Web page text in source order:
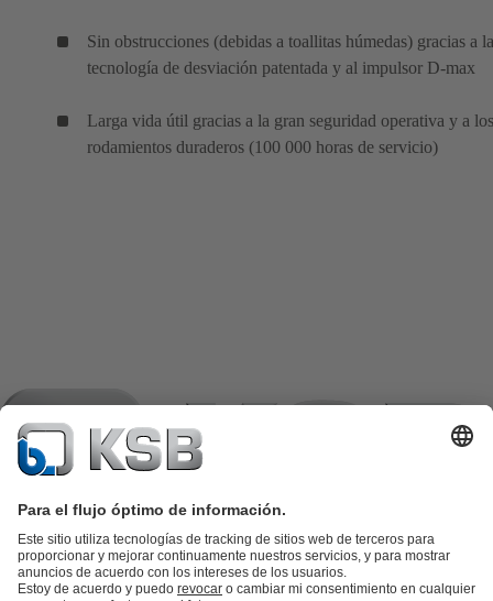
Sin obstrucciones (debidas a toallitas húmedas) gracias a la
tecnología de desviación patentada y al impulsor D-max
Larga vida útil gracias a la gran seguridad operativa y a los
rodamientos duraderos (100 000 horas de servicio)